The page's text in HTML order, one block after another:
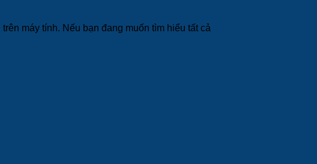
máy tính. Nếu bạn đang muốn tìm hiểu tất cả